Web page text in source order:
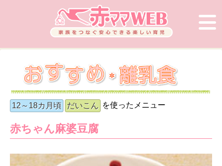
12～18カ月頃 だいこん を使ったメニュー
赤ちゃん麻婆豆腐